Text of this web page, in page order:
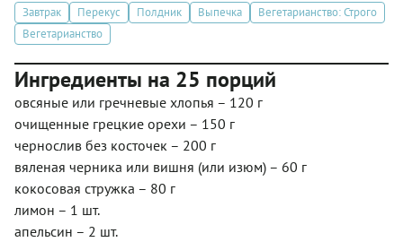
Завтрак Перекус Полдник Выпечка
Вегетарианство: Строго
Вегетарианство
Ингредиенты на 25 порций
овсяные или гречневые хлопья – 120 г
очищенные грецкие орехи – 150 г
чернослив без косточек – 200 г
вяленая черника или вишня (или изюм) – 60 г
кокосовая стружка – 80 г
лимон – 1 шт.
апельсин – 2 шт.